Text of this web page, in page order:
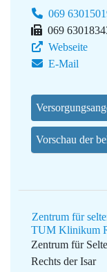
069
069
Webseite
E-Mail
Vorschau der
Zentrum für
TUM Klinikum
Zentrum für
Rechts der Isar